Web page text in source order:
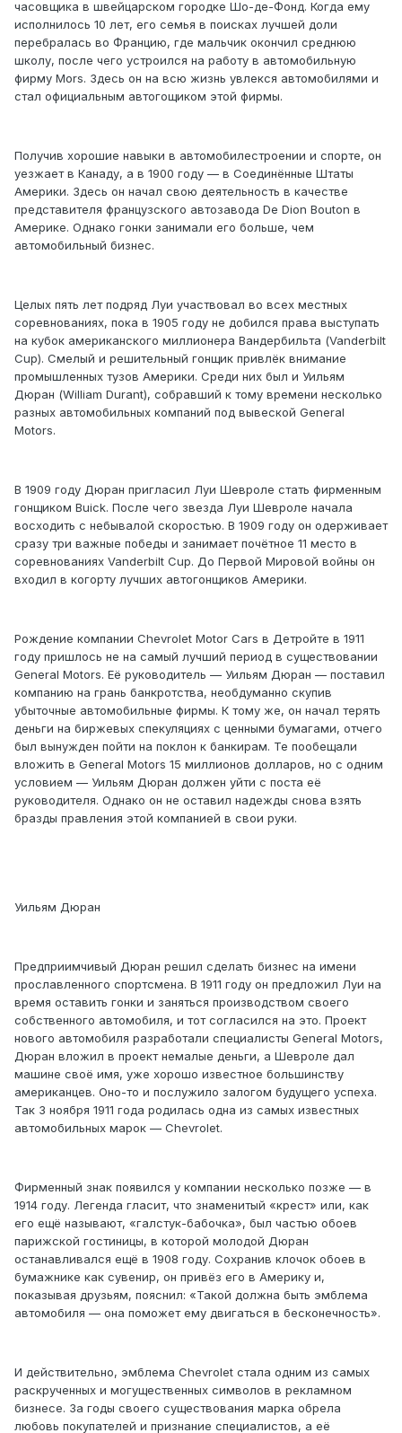
часовщика в швейцарском городке Шо-де-Фонд. Когда ему
исполнилось 10 лет, его семья в поисках лучшей доли
перебралась во Францию, где мальчик окончил среднюю
школу, после чего устроился на работу в автомобильную
фирму Mors. Здесь он на всю жизнь увлекся автомобилями и
стал официальным автогощиком этой фирмы.
Получив хорошие навыки в автомобилестроении и спорте, он
уезжает в Канаду, а в 1900 году — в Соединённые Штаты
Америки. Здесь он начал свою деятельность в качестве
представителя французского автозавода De Dion Bouton в
Америке. Однако гонки занимали его больше, чем
автомобильный бизнес.
Целых пять лет подряд Луи участвовал во всех местных
соревнованиях, пока в 1905 году не добился права выступать
на кубок американского миллионера Вандербильта (Vanderbilt
Cup). Смелый и решительный гонщик привлёк внимание
промышленных тузов Америки. Среди них был и Уильям
Дюран (William Durant), собравший к тому времени несколько
разных автомобильных компаний под вывеской General
Motors.
В 1909 году Дюран пригласил Луи Шевроле стать фирменным
гонщиком Buick. После чего звезда Луи Шевроле начала
восходить с небывалой скоростью. В 1909 году он одерживает
сразу три важные победы и занимает почётное 11 место в
соревнованиях Vanderbilt Cup. До Первой Мировой войны он
входил в когорту лучших автогонщиков Америки.
Рождение компании Chevrolet Motor Cars в Детройте в 1911
году пришлось не на самый лучший период в существовании
General Motors. Её руководитель — Уильям Дюран — поставил
компанию на грань банкротства, необдуманно скупив
убыточные автомобильные фирмы. К тому же, он начал терять
деньги на биржевых спекуляциях с ценными бумагами, отчего
был вынужден пойти на поклон к банкирам. Те пообещали
вложить в General Motors 15 миллионов долларов, но с одним
условием — Уильям Дюран должен уйти с поста её
руководителя. Однако он не оставил надежды снова взять
бразды правления этой компанией в свои руки.
Уильям Дюран
Предприимчивый Дюран решил сделать бизнес на имени
прославленного спортсмена. В 1911 году он предложил Луи на
время оставить гонки и заняться производством своего
собственного автомобиля, и тот согласился на это. Проект
нового автомобиля разработали специалисты General Motors,
Дюран вложил в проект немалые деньги, а Шевроле дал
машине своё имя, уже хорошо известное большинству
американцев. Оно-то и послужило залогом будущего успеха.
Так 3 ноября 1911 года родилась одна из самых известных
автомобильных марок — Chevrolet.
Фирменный знак появился у компании несколько позже — в
1914 году. Легенда гласит, что знаменитый «крест» или, как
его ещё называют, «галстук-бабочка», был частью обоев
парижской гостиницы, в которой молодой Дюран
останавливался ещё в 1908 году. Сохранив клочок обоев в
бумажнике как сувенир, он привёз его в Америку и,
показывая друзьям, пояснил: «Такой должна быть эмблема
автомобиля — она поможет ему двигаться в бесконечность».
И действительно, эмблема Chevrolet стала одним из самых
раскрученных и могущественных символов в рекламном
бизнесе. За годы своего существования марка обрела
любовь покупателей и признание специалистов, а её